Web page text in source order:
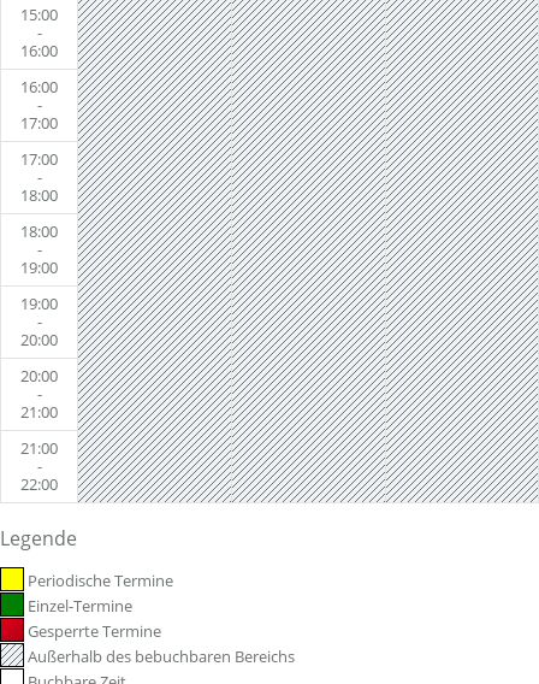
15:00
-
16:00
16:00
-
17:00
17:00
-
18:00
18:00
-
19:00
19:00
-
20:00
20:00
-
21:00
21:00
-
22:00
Legende
Periodische Termine
Einzel-Termine
Gesperrte Termine
Außerhalb des bebuchbaren Bereichs